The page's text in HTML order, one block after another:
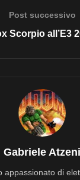
Post successivo
Scorpio all’E3
Gabriele Atzeni
appassionato di